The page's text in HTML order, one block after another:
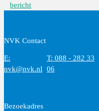
bericht
NVK Contact
E:
nvk@nvk.nl
T: 088 - 282 33
06
Bezoekadres